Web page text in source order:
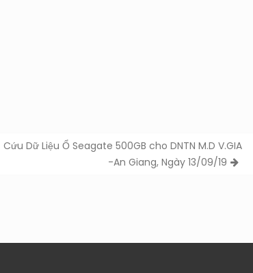
Cứu Dữ Liệu Ổ Seagate 500GB cho DNTN M.D V.GIA
-An Giang, Ngày 13/09/19